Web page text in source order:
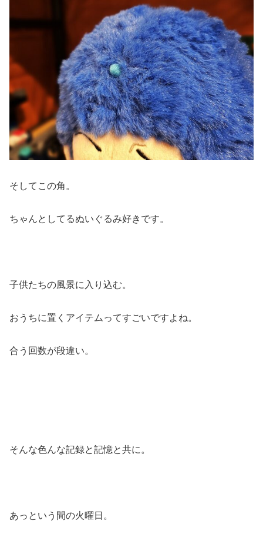
そしてこの角。
ちゃんとしてるぬいぐるみ好きです。
子供たちの風景に入り込む。
おうちに置くアイテムってすごいですよね。
合う回数が段違い。
そんな色んな記録と記憶と共に。
あっという間の火曜日。